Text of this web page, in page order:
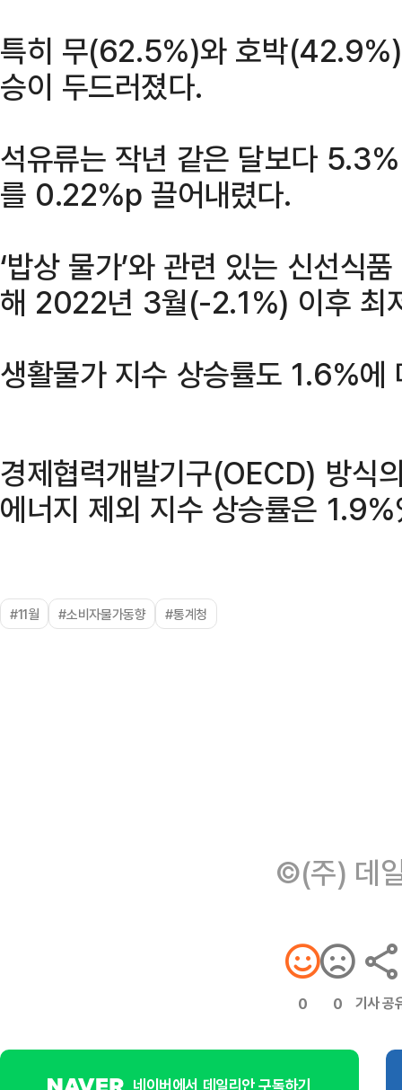
특히 무(62.5%)와 호박
승이 두드러졌다.
석유류는 작년 같은 달보다
를 0.22%p 끌어내렸다.
‘밥상 물가’와 관련 있는 신선식
해 2022년 3월(-2.1%) 이후 최
생활물가 지수 상승률도 1.6%에
경제협력개발기구(OECD) 방식
에너지 제외 지수 상승률은
#11월 #소비자물가동향 #통계청
©(주) 데
0 0 기사 공
네이버에서 데일리안 구독하기